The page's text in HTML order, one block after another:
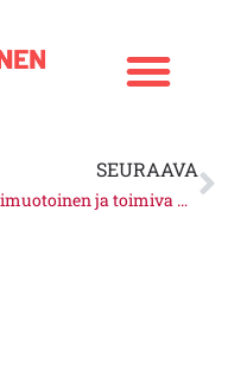
SEURAAVA
Monimuotoinen ja toimiva Helsinki